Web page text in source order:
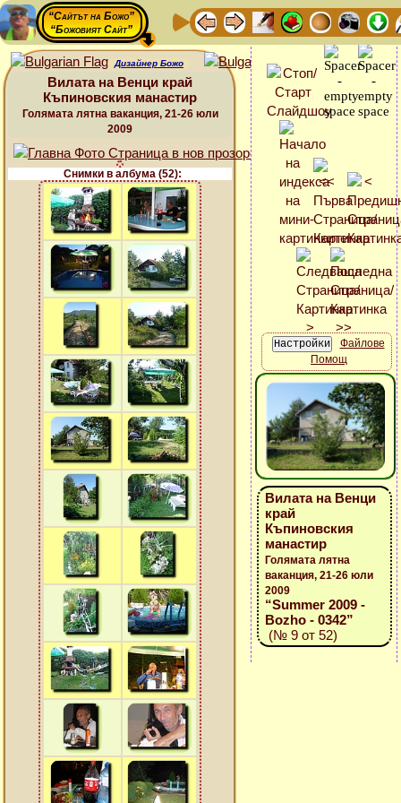
“Сайтът на Божо”
“Божовият Сайт”
Дизайнер Божо
Вилата на Венци край
Къпиновския манастир
Голямата лятна ваканция, 21-26 юли
2009
Снимки в албума (52):
Файлове
Помощ
Вилата на Венци
край
Къпиновския
манастир
Голямата лятна
ваканция, 21-26 юли
2009
“Summer 2009 -
Bozho - 0342”
(№ 9 от 52)